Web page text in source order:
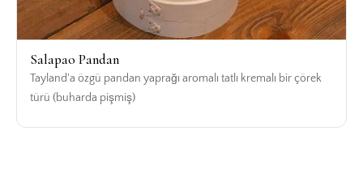
Salapao Pandan
Tayland'a özgü pandan yaprağı aromalı tatlı kremalı bir çörek
türü (buharda pişmiş)